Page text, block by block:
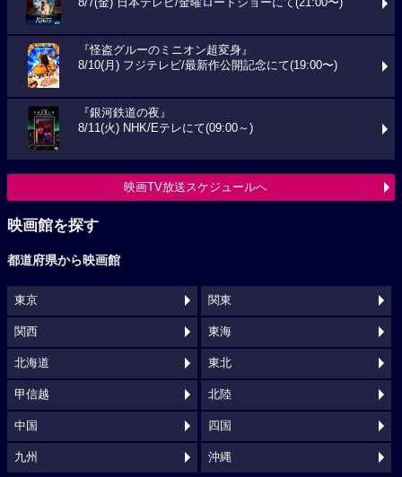
『怪盗グルーのミニオン超変身』
8/10(月) フジテレビ/最新作公開記念にて(19:00〜)
『銀河鉄道の夜』
8/11(火) NHK/Eテレにて(09:00～)
映画TV放送スケジュールへ
映画館を探す
都道府県から映画館
東京 関東
関西 東海
北海道 東北
甲信越 北陸
中国 四国
九州 沖縄